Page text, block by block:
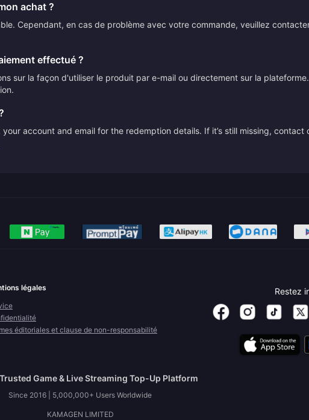
achat ?
Cependant, en cas de problème avec votre commande, veuillez
effectué ?
sur la façon d'utiliser le produit par e-mail ou directement sur la
account and email for the redemption details. If it’s still missing, contact
légales
éditoriales et clause de non-responsabilité
Restez
Game & Live Streaming Top-Up Platform
Since 2016 | 5,000,000+ Users Worldwide
KAMAGEN LIMITED